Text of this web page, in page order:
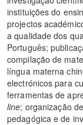
instituições do
projectos
a qualidade dos
Português;
compilação de
língua materna
electrónicos para
ferramentas de
line; organização
pedagógica e de